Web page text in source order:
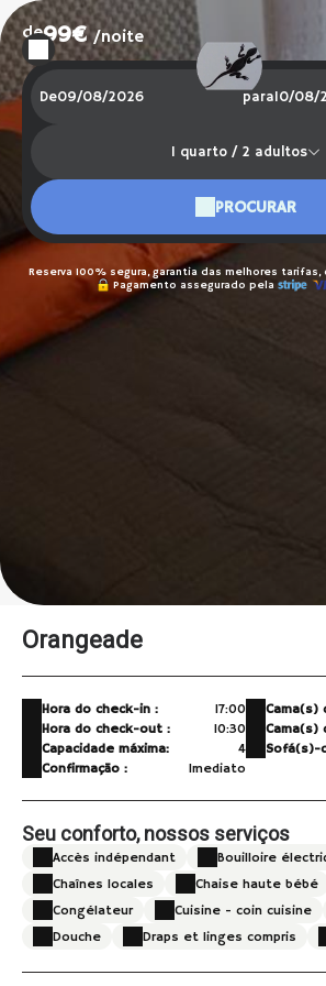
de99€/noite
De para
1 quarto / 2 adultos
PROCURAR
Reserva 100% segura, garantia das melhores
Pagamento assegurado pela
Orangeade
Hora do check-in :
17:00
Hora do check-out :
10:30
Capacidade máxima:
4
Confirmação :
Imediato
Cama(s)
Cama(s)
Sofá(s)-
Seu conforto, nossos serviços
Accès indépendant Bouilloire
Chaînes locales
Chaise haute bébé
Congélateur
Cuisine - coin cuisine
Douche
Draps et linges compris